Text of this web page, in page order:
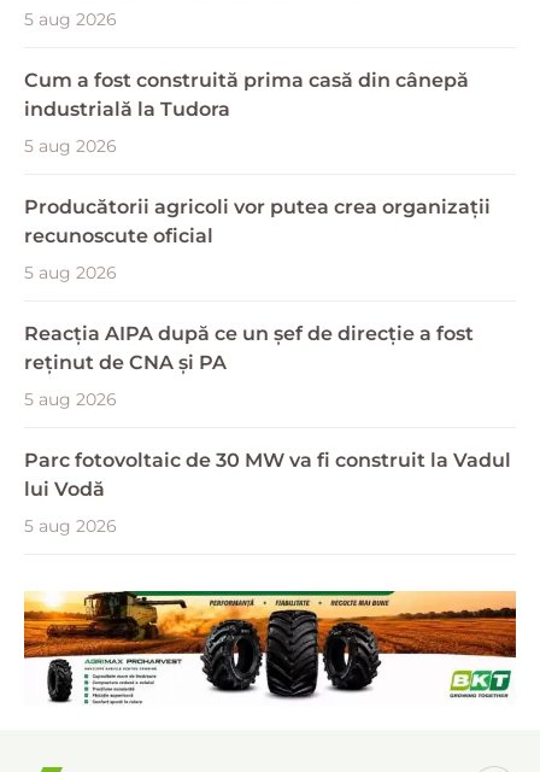
5 aug 2026
Cum a fost construită prima casă din cânepă
industrială la Tudora
5 aug 2026
Producătorii agricoli vor putea crea organizații
recunoscute oficial
5 aug 2026
Reacția AIPA după ce un șef de direcție a fost
reținut de CNA și PA
5 aug 2026
Parc fotovoltaic de 30 MW va fi construit la Vadul
lui Vodă
5 aug 2026